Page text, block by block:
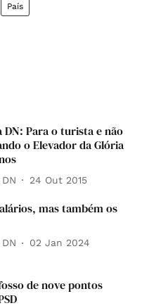
País
DN: Para o turista e não
o Elevador da Glória
24 Out 2015
mas também os
02 Jan 2024
de nove pontos